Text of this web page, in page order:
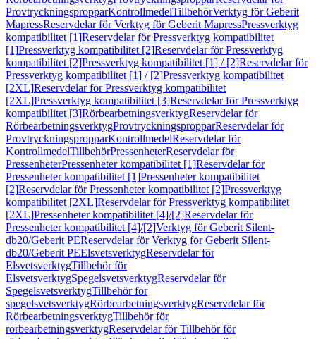
ProvtryckningspropparKontrollmedelTillbehörVerktyg för Geberit
MapressReservdelar för Verktyg för Geberit MapressPressverktyg
kompatibilitet [1]Reservdelar för Pressverktyg kompatibilitet
[1]Pressverktyg kompatibilitet [2]Reservdelar för Pressverktyg
kompatibilitet [2]Pressverktyg kompatibilitet [1] / [2]Reservdelar för
Pressverktyg kompatibilitet [1] / [2]Pressverktyg kompatibilitet
[2XL]Reservdelar för Pressverktyg kompatibilitet
[2XL]Pressverktyg kompatibilitet [3]Reservdelar för Pressverktyg
kompatibilitet [3]RörbearbetningsverktygReservdelar för
RörbearbetningsverktygProvtryckningspropparReservdelar för
ProvtryckningspropparKontrollmedelReservdelar för
KontrollmedelTillbehörPressenheterReservdelar för
PressenheterPressenheter kompatibilitet [1]Reservdelar för
Pressenheter kompatibilitet [1]Pressenheter kompatibilitet
[2]Reservdelar för Pressenheter kompatibilitet [2]Pressverktyg
kompatibilitet [2XL]Reservdelar för Pressverktyg kompatibilitet
[2XL]Pressenheter kompatibilitet [4]/[2]Reservdelar för
Pressenheter kompatibilitet [4]/[2]Verktyg för Geberit Silent-
db20/Geberit PEReservdelar för Verktyg för Geberit Silent-
db20/Geberit PEElsvetsverktygReservdelar för
ElsvetsverktygTillbehör för
ElsvetsverktygSpegelsvetsverktygReservdelar för
SpegelsvetsverktygTillbehör för
spegelsvetsverktygRörbearbetningsverktygReservdelar för
RörbearbetningsverktygTillbehör för
rörbearbetningsverktygReservdelar för Tillbehör för